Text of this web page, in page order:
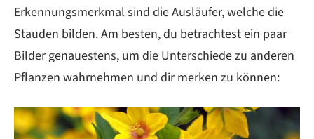
Erkennungsmerkmal sind die Ausläufer, welche die
Stauden bilden. Am besten, du betrachtest ein paar
Bilder genauestens, um die Unterschiede zu anderen
Pflanzen wahrnehmen und dir merken zu können: